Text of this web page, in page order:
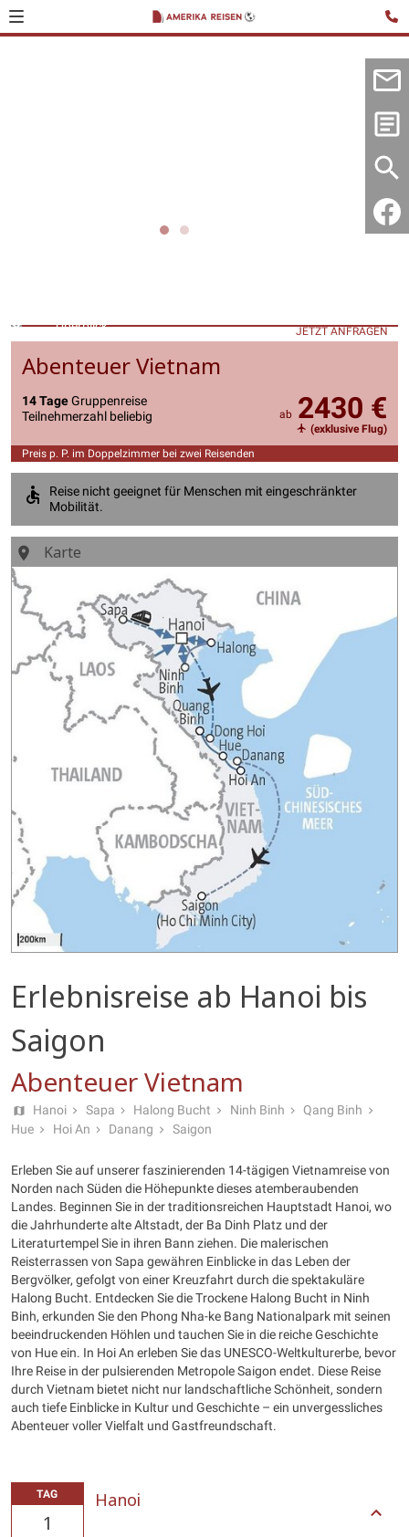
Überblick JETZT ANFRAGEN
Erlebnisreise ab Hanoi bis
Saigon
Abenteuer Vietnam
Hanoi Sapa Halong Bucht Ninh Binh
Qang Binh
Hue
Hoi An Danang Saigon
Erleben Sie auf unserer faszinierenden 14-tägigen Vietnamreise von
Norden nach Süden die Höhepunkte dieses atemberaubenden
Landes. Beginnen Sie in der traditionsreichen Hauptstadt Hanoi, wo
die Jahrhunderte alte Altstadt, der Ba Dinh Platz und der
Literaturtempel Sie in ihren Bann ziehen. Die malerischen
Reisterrassen von Sapa gewähren Einblicke in das Leben der
Bergvölker, gefolgt von einer Kreuzfahrt durch die spektakuläre
Halong Bucht. Entdecken Sie die Trockene Halong Bucht in Ninh
Binh, erkunden Sie den Phong Nha-ke Bang Nationalpark mit seinen
beeindruckenden Höhlen und tauchen Sie in die reiche Geschichte
von Hue ein. In Hoi An erleben Sie das UNESCO-Weltkulturerbe, bevor
Ihre Reise in der pulsierenden Metropole Saigon endet. Diese Reise
durch Vietnam bietet nicht nur landschaftliche Schönheit, sondern
auch tiefe Einblicke in Kultur und Geschichte – ein unvergessliches
Abenteuer voller Vielfalt und Gastfreundschaft.
TAG
1
Hanoi
Abenteuer Vietnam
14 TageGruppenreise
Teilnehmerzahl beliebig
ab 2430 €
(exklusive Flug)
Preis p. P. im Doppelzimmer bei zwei Reisenden
Reise nicht geeignet für Menschen mit eingeschränkter
Mobilität.
Karte